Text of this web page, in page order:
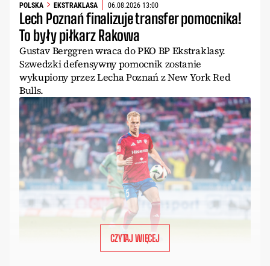
POLSKA EKSTRAKLASA 06.08.2026 13:00
Lech Poznań finalizuje transfer pomocnika!
To były piłkarz Rakowa
Gustav Berggren wraca do PKO BP Ekstraklasy.
Szwedzki defensywny pomocnik zostanie
wykupiony przez Lecha Poznań z New York Red
Bulls.
CZYTAJ WIĘCEJ